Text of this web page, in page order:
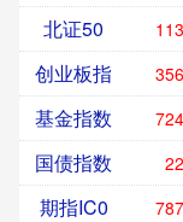
北证50
创业板指
基金指数
国债指数
期指IC0